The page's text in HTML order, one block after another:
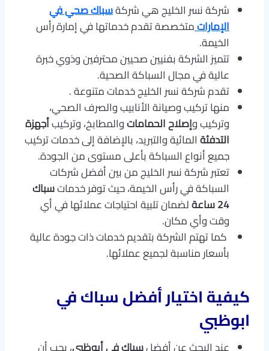
شركة نسر الخليج هي شركةسباك صحي في
الإماراتمتخصصة تقدم خدماتها في إمارة رأس
الخيمة.
تتميز الشركة بفنيين صحيين محترفين وذوي خبرة
عالية في مجال السباكة الصحية.
تقدم شركة نسر الخليج خدمات متنوعة .
منها تركيب وصيانة الأنابيب والصرف الصحي،
وتركيب وإصلاح الحماماتوالمطابخ، وتركيبأجهزة
التدفئةالمائية والتبريد، بالإضافة إلى خدمات تركيب
جميع أنواع السباكة بأعلى مستوى من الجودة.
تعتبر شركة نسر الخليج من بين أفضل شركات
السباكة في رأس الخيمة، حيث توفر خدماتسباك
24 ساعة
لضمان تلبية احتياجات عملائها في أي
وقت وأي مكان.
كما تهتم الشركة بتقديم خدمات ذات جودة عالية
بأسعار مناسبة لجميع عملائها.
كيفية اختيار أفضل سباك في
ابوظبي